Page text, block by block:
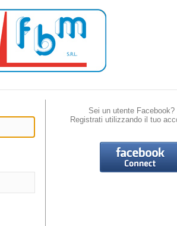
Sei un utente Facebook?
Registrati utilizzando il tuo